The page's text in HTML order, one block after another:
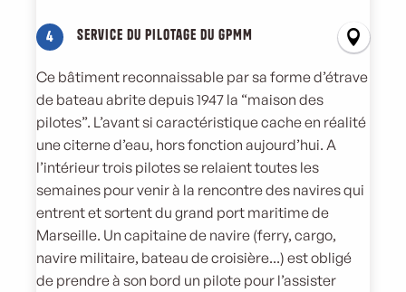
4 Service du pilotage du GPMM
Ce bâtiment reconnaissable par sa forme d’étrave
de bateau abrite depuis 1947 la “maison des
pilotes”. L’avant si caractéristique cache en réalité
une citerne d’eau, hors fonction aujourd’hui. A
l’intérieur trois pilotes se relaient toutes les
semaines pour venir à la rencontre des navires qui
entrent et sortent du grand port maritime de
Marseille. Un capitaine de navire (ferry, cargo,
navire militaire, bateau de croisière...) est obligé
de prendre à son bord un pilote pour l’assister